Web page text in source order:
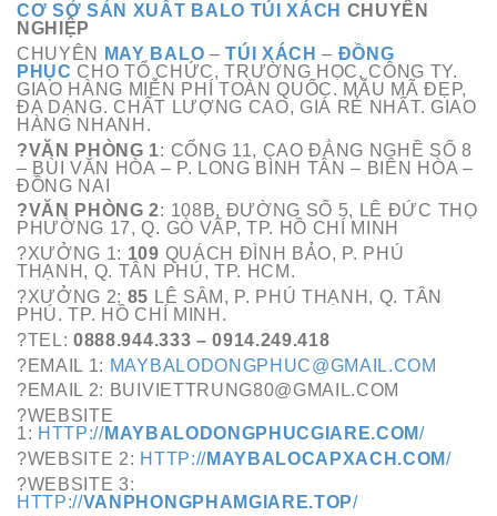
CƠ SỞ SẢN XUẤT BALO TÚI XÁCH CHUYÊN
NGHIỆP
CHUYÊN
MAY BALO –TÚI XÁCH – ĐỒNG
PHỤC CHO TỔ CHỨC, TRƯỜNG HỌC, CÔNG TY.
GIAO HÀNG MIỄN PHÍ TOÀN QUỐC. MẪU MÃ ĐẸP,
ĐA DẠNG. CHẤT LƯỢNG CAO, GIÁ RẺ NHẤT. GIAO
HÀNG NHANH.
?VĂN PHÒNG 1: CỔNG 11, CAO ĐẲNG NGHỀ SỐ 8
– BÙI VĂN HÒA – P. LONG BÌNH TÂN – BIÊN HÒA –
ĐỒNG NAI
?VĂN PHÒNG 2: 108B, ĐƯỜNG SỐ 5, LÊ ĐỨC THỌ
PHƯỜNG 17, Q. GÒ VẤP, TP. HỒ CHÍ MINH
?XƯỞNG 1: 109 QUÁCH ĐÌNH BẢO, P. PHÚ
THẠNH, Q. TÂN PHÚ, TP. HCM.
?XƯỞNG 2: 85 LÊ SÂM, P. PHÚ THẠNH, Q. TÂN
PHÚ. TP. HỒ CHÍ MINH.
?TEL:0888.944.333 – 0914.249.418
?EMAIL 1: MAYBALODONGPHUC@GMAIL.COM
?EMAIL 2: BUIVIETTRUNG80@GMAIL.COM
?WEBSITE
1: HTTP://MAYBALODONGPHUCGIARE.COM/
?WEBSITE 2: HTTP://MAYBALOCAPXACH.COM/
?WEBSITE 3:
HTTP://VANPHONGPHAMGIARE.TOP/